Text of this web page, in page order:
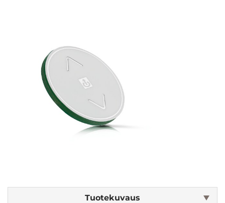
Tuotekuvaus